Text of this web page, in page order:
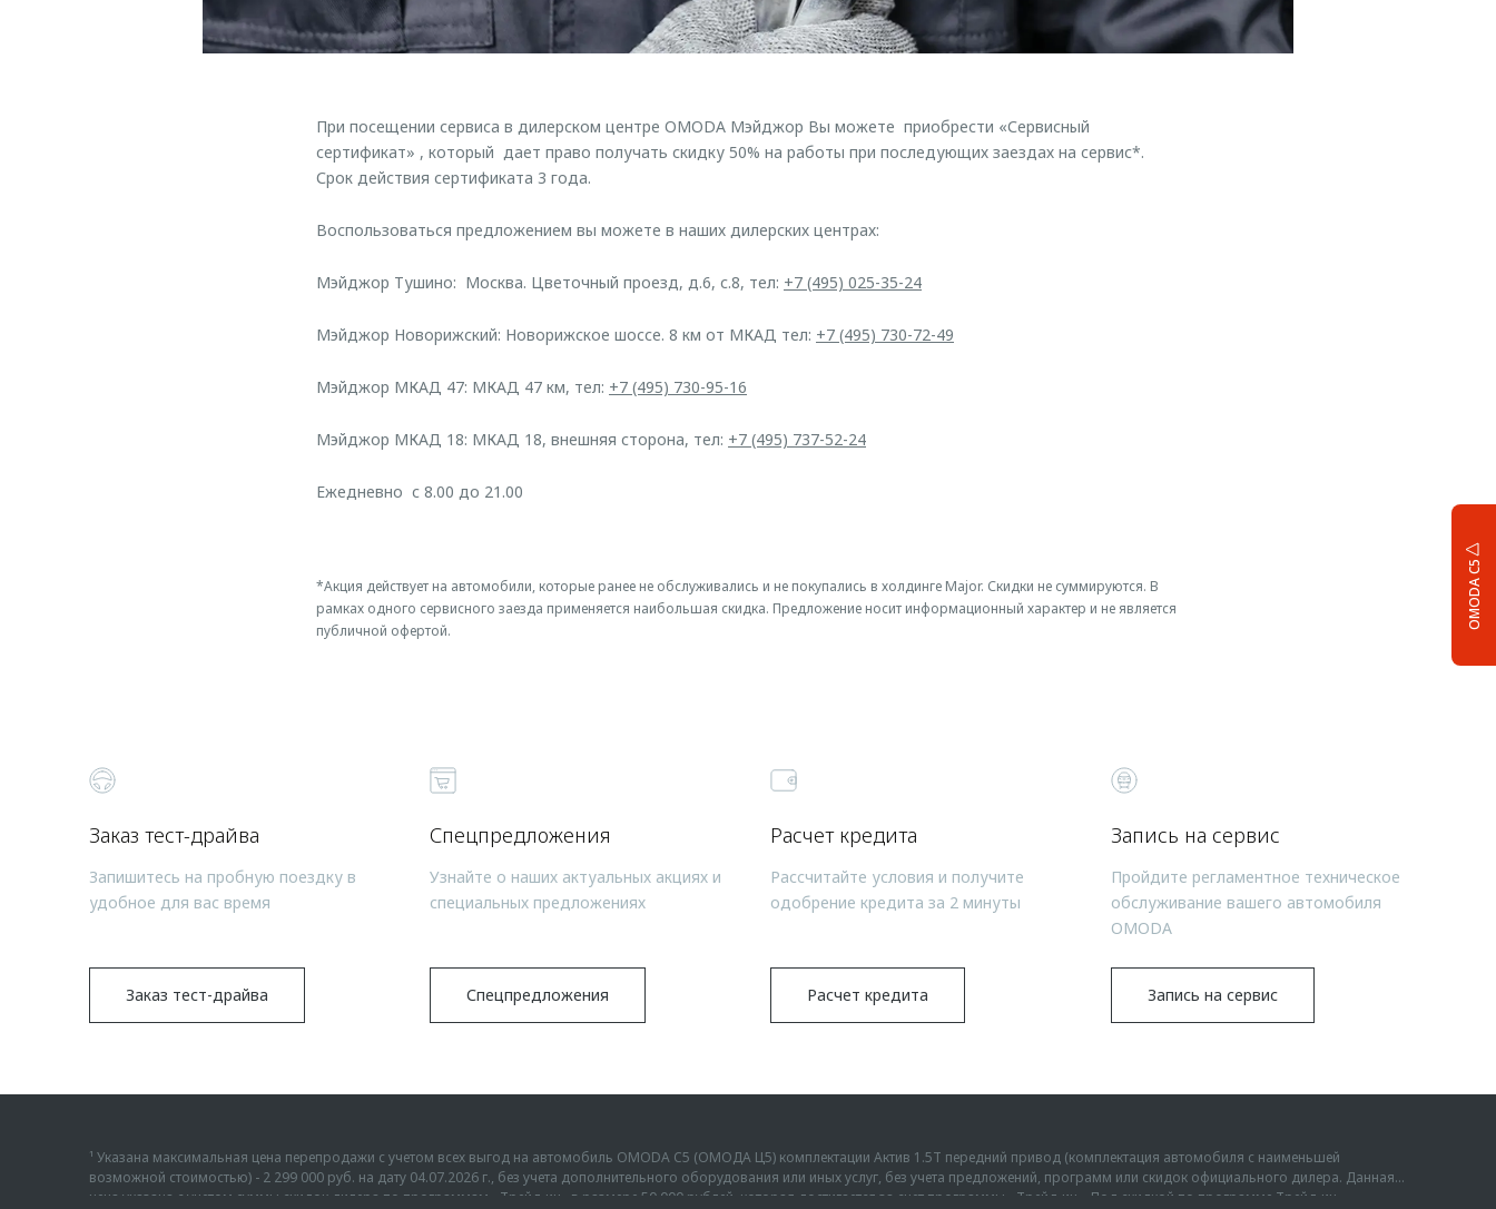
OMODA C5
При посещении сервиса в дилерском центре OMODA Мэйджор Вы можете приобрести «Сервисный
сертификат» , который дает право получать скидку 50% на работы при последующих заездах на сервис*.
Срок действия сертификата 3 года.
Воспользоваться предложением вы можете в наших дилерских центрах:
Мэйджор Тушино: Москва. Цветочный проезд, д.6, с.8, тел: +7 (495) 025-35-24
Мэйджор Новорижский: Новорижское шоссе. 8 км от МКАД тел: +7 (495) 730-72-49
Мэйджор МКАД 47: МКАД 47 км, тел: +7 (495) 730-95-16
Мэйджор МКАД 18: МКАД 18, внешняя сторона, тел: +7 (495) 737-52-24
Ежедневно с 8.00 до 21.00
*Акция действует на автомобили, которые ранее не обслуживались и не покупались в холдинге Major. Скидки не суммируются. В
рамках одного сервисного заезда применяется наибольшая скидка. Предложение носит информационный характер и не является
публичной офертой.
Заказ тест-драйва
Запишитесь на пробную поездку в
удобное для вас время
Заказ тест-драйва
Спецпредложения
Узнайте о наших актуальных акциях и
специальных предложениях
Спецпредложения
Расчет кредита
Рассчитайте условия и получите
одобрение кредита за 2 минуты
Расчет кредита
Запись на сервис
Пройдите регламентное техническое
обслуживание вашего автомобиля
OMODA
Запись на сервис
¹ Указана максимальная цена перепродажи с учетом всех выгод на автомобиль OMODA C5 (ОМОДА Ц5) комплектации Актив 1.5Т передний привод (комплектация автомобиля с наименьшей
возможной стоимостью) - 2 299 000 руб. на дату 04.07.2026 г., без учета дополнительного оборудования или иных услуг, без учета предложений, программ или скидок официального дилера. Данная
цена указана с учетом суммы скидок дилера по программам «Трейд-ин» в размере 50 000 рублей, которая достигается за счет программы «Трейд-ин». Под скидкой по программе Трейд-ин